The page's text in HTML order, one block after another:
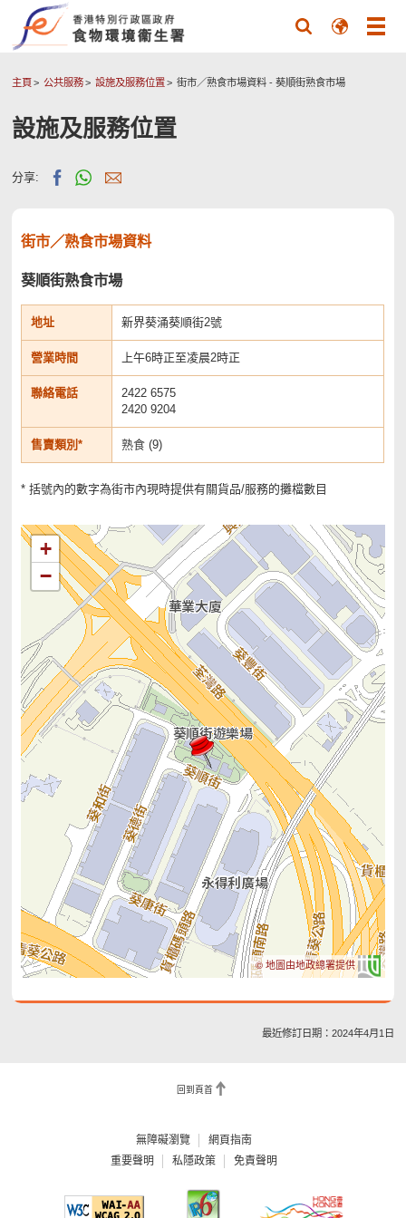
主頁 公共服務 設施及服務位置 街市／熟食市場資料 - 葵順街熟食市場
設施及服務位置
分享:
街市／熟食市場資料
葵順街熟食市場
地址 新界葵涌葵順街2號
營業時間 上午6時正至凌晨2時正
聯絡電話
2422 6575
2420 9204
售賣類別* 熟食 (9)
* 括號內的數字為街市內現時提供有關貨品/服務的攤檔數目
+
−
© 地圖由地政總署提供
最近修訂日期：2024年4月1日
回到頁首
無障礙瀏覽
網頁指南
重要聲明
私隱政策 免責聲明